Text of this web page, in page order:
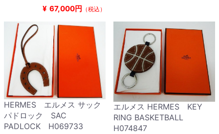
¥ 67,000円 （税込）
HERMES エルメス サック
パドロック SAC
PADLOCK H069733
エルメス HERMES KEY
RING BASKETBALL
H074847